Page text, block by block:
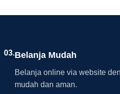
03.Belanja Mudah
Belanja online via website
mudah dan aman.